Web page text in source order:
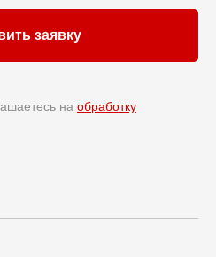
заявку
на обработку